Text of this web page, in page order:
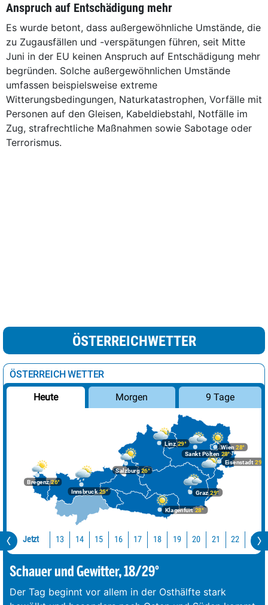
Anspruch auf Entschädigung mehr
Es wurde betont, dass außergewöhnliche Umstände, die
zu Zugausfällen und -verspätungen führen, seit Mitte
Juni in der EU keinen Anspruch auf Entschädigung mehr
begründen. Solche außergewöhnlichen Umstände
umfassen beispielsweise extreme
Witterungsbedingungen, Naturkatastrophen, Vorfälle mit
Personen auf den Gleisen, Kabeldiebstahl, Notfälle im
Zug, strafrechtliche Maßnahmen sowie Sabotage oder
Terrorismus.
ÖSTERREICHWETTER
ÖSTERREICH WETTER
Heute Morgen 9 Tage
Bregenz26°
Graz29°
Innsbruck25°
Klagenfurt 28°
Linz29°
Salzburg26°
Wien 28°
Eisenstadt 29°
Sankt Pölten 28°
Jetzt 13 14 15 16 17 18 19 20 21 22 23
Schauer und Gewitter, 18/29°
Der Tag beginnt vor allem in der Osthälfte stark